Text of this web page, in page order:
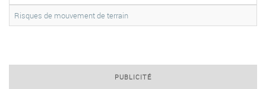
Risques de mouvement de terrain
PUBLICITÉ